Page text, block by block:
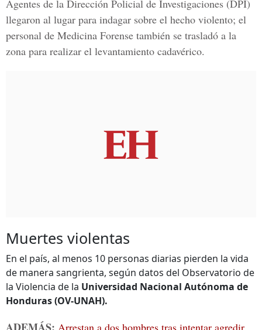
Agentes de la Dirección Policial de Investigaciones (DPI)
llegaron al lugar para indagar sobre el hecho violento; el
personal de Medicina Forense también se trasladó a la
zona para realizar el levantamiento cadavérico.
Muertes violentas
En el país, al menos 10 personas diarias pierden la vida
de manera sangrienta, según datos del Observatorio de
la Violencia de la Universidad Nacional Autónoma de
Honduras (OV-UNAH).
Arrestan a dos hombres tras intentar agredir